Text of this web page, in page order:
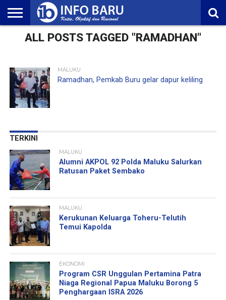
HOME
NASIONAL
AMBONIA
MALUKU
EKONOMI
POLITIK
OLAHRAGA
LIFESTYLE
REDAKSI
ALL POSTS TAGGED "RAMADHAN"
MALUKU
Ramadhan, Pemkab Buru gelar dapur keliling
TERKINI
MALUKU
Alumni AKPOL 92 Polda Maluku Salurkan
Ratusan Paket Sembako
MALUKU
Kerukunan Keluarga Toheru-Telutih
Temui Kapolda
EKONOMI
Program CSR Unggulan Pertamina Patra
Niaga Regional Papua Maluku Borong 5
Penghargaan ISRA 2026